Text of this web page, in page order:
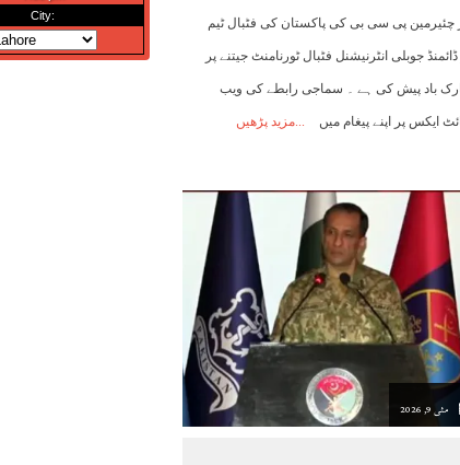
چئیرمین پی سی بی کی پاکستان کی فٹبال ٹیم
جوبلی انٹرنیشنل فٹبال ٹورنامنٹ جیتنے پر
باد پیش کی ہے ۔ سماجی رابطے کی ویب
ایکس پر اپنے پیغام میں مزید پڑھیں
مئی 9, 2026